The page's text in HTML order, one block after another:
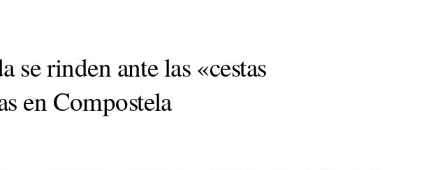
se rinden ante las «cestas
en Compostela